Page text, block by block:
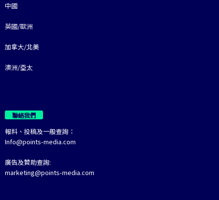
中國
英國/歐洲
加拿大/北美
澳洲/亞太
聯絡我們
報料、投稿及一般查詢：
Info@points-media.com
廣告及贊助查詢:
marketing@points-media.com